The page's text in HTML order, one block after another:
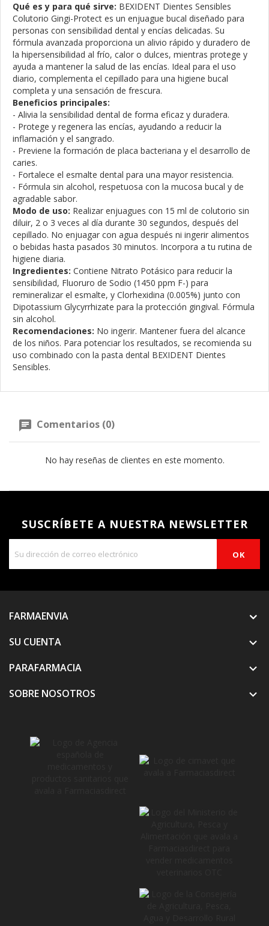
Qué es y para qué sirve: BEXIDENT Dientes Sensibles
Colutorio Gingi-Protect es un enjuague bucal diseñado para
personas con sensibilidad dental y encías delicadas. Su
fórmula avanzada proporciona un alivio rápido y duradero de
la hipersensibilidad al frío, calor o dulces, mientras protege y
ayuda a mantener la salud de las encías. Ideal para el uso
diario, complementa el cepillado para una higiene bucal
completa y una sensación de frescura.
Beneficios principales:
- Alivia la sensibilidad dental de forma eficaz y duradera.
- Protege y regenera las encías, ayudando a reducir la
inflamación y el sangrado.
- Previene la formación de placa bacteriana y el desarrollo de
caries.
- Fortalece el esmalte dental para una mayor resistencia.
- Fórmula sin alcohol, respetuosa con la mucosa bucal y de
agradable sabor.
Modo de uso: Realizar enjuagues con 15 ml de colutorio sin
diluir, 2 o 3 veces al día durante 30 segundos, después del
cepillado. No enjuagar con agua después ni ingerir alimentos
o bebidas hasta pasados 30 minutos. Incorpora a tu rutina de
higiene diaria.
Ingredientes: Contiene Nitrato Potásico para reducir la
sensibilidad, Fluoruro de Sodio (1450 ppm F-) para
remineralizar el esmalte, y Clorhexidina (0.005%) junto con
Dipotassium Glycyrrhizate para la protección gingival. Fórmula
sin alcohol.
Recomendaciones: No ingerir. Mantener fuera del alcance
de los niños. Para potenciar los resultados, se recomienda su
uso combinado con la pasta dental BEXIDENT Dientes
Sensibles.
Comentarios (0)
No hay reseñas de clientes en este momento.
SUSCRÍBETE A NUESTRA NEWSLETTER
FARMAENVIA
SU CUENTA

PARAFARMACIA 
SOBRE NOSOTROS 